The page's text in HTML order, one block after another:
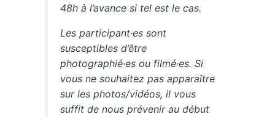
48h à l’avance si tel est le cas.
Les participant·es sont
susceptibles d’être
photographié·es ou filmé·es. Si
vous ne souhaitez pas apparaître
sur les photos/vidéos, il vous
suffit de nous prévenir au début